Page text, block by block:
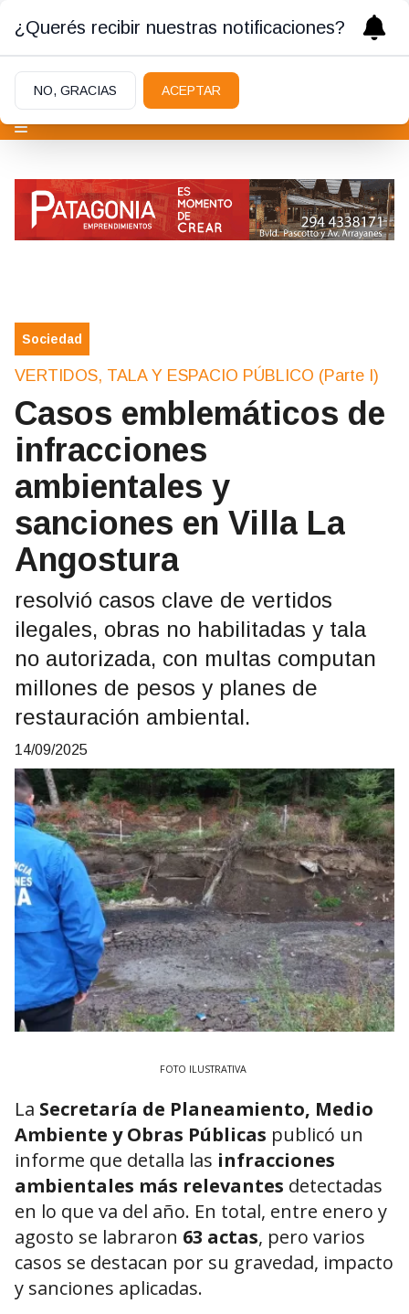
Sociedad
VERTIDOS, TALA Y ESPACIO PÚBLICO (Parte I)
Casos emblemáticos de
infracciones
ambientales y
sanciones en Villa La
Angostura
resolvió casos clave de vertidos
ilegales, obras no habilitadas y tala
no autorizada, con multas computan
millones de pesos y planes de
restauración ambiental.
14/09/2025
FOTO ILUSTRATIVA
La Secretaría de Planeamiento, Medio
Ambiente y Obras Públicas publicó un
informe que detalla las infracciones
ambientales más relevantes detectadas
en lo que va del año. En total, entre enero y
agosto se labraron 63 actas, pero varios
casos se destacan por su gravedad, impacto
y sanciones aplicadas.
¿Querés recibir nuestras notificaciones?
NO, GRACIAS ACEPTAR